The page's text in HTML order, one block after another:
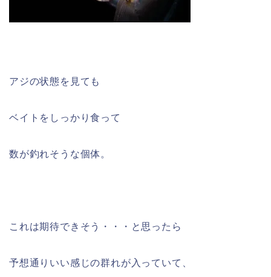
アジの状態を見ても
ベイトをしっかり食って
数が釣れそうな個体。
これは期待できそう・・・と思ったら
予想通りいい感じの群れが入っていて、